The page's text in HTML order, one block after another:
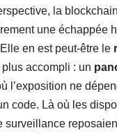
la
une échappée
en est peut-être le
plus accompli : un
l’exposition ne
code. Là où les
surveillance